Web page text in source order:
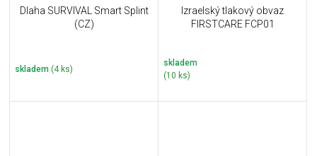
Dlaha SURVIVAL Smart Splint
(CZ)
skladem (4 ks)
Izraelský tlakový obvaz
FIRSTCARE FCP01
skladem
(10 ks)